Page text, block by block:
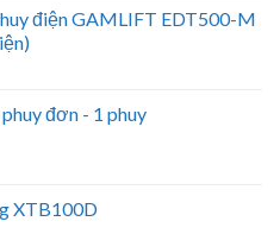
điện GAMLIFT EDT500-M
đơn - 1 phuy
XTB100D